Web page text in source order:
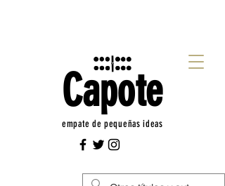
Capote
empate de pequeñas ideas